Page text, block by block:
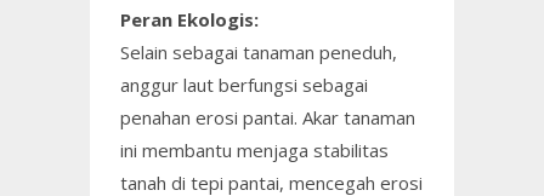
Peran Ekologis:
Selain sebagai tanaman peneduh,
anggur laut berfungsi sebagai
penahan erosi pantai. Akar tanaman
ini membantu menjaga stabilitas
tanah di tepi pantai, mencegah erosi